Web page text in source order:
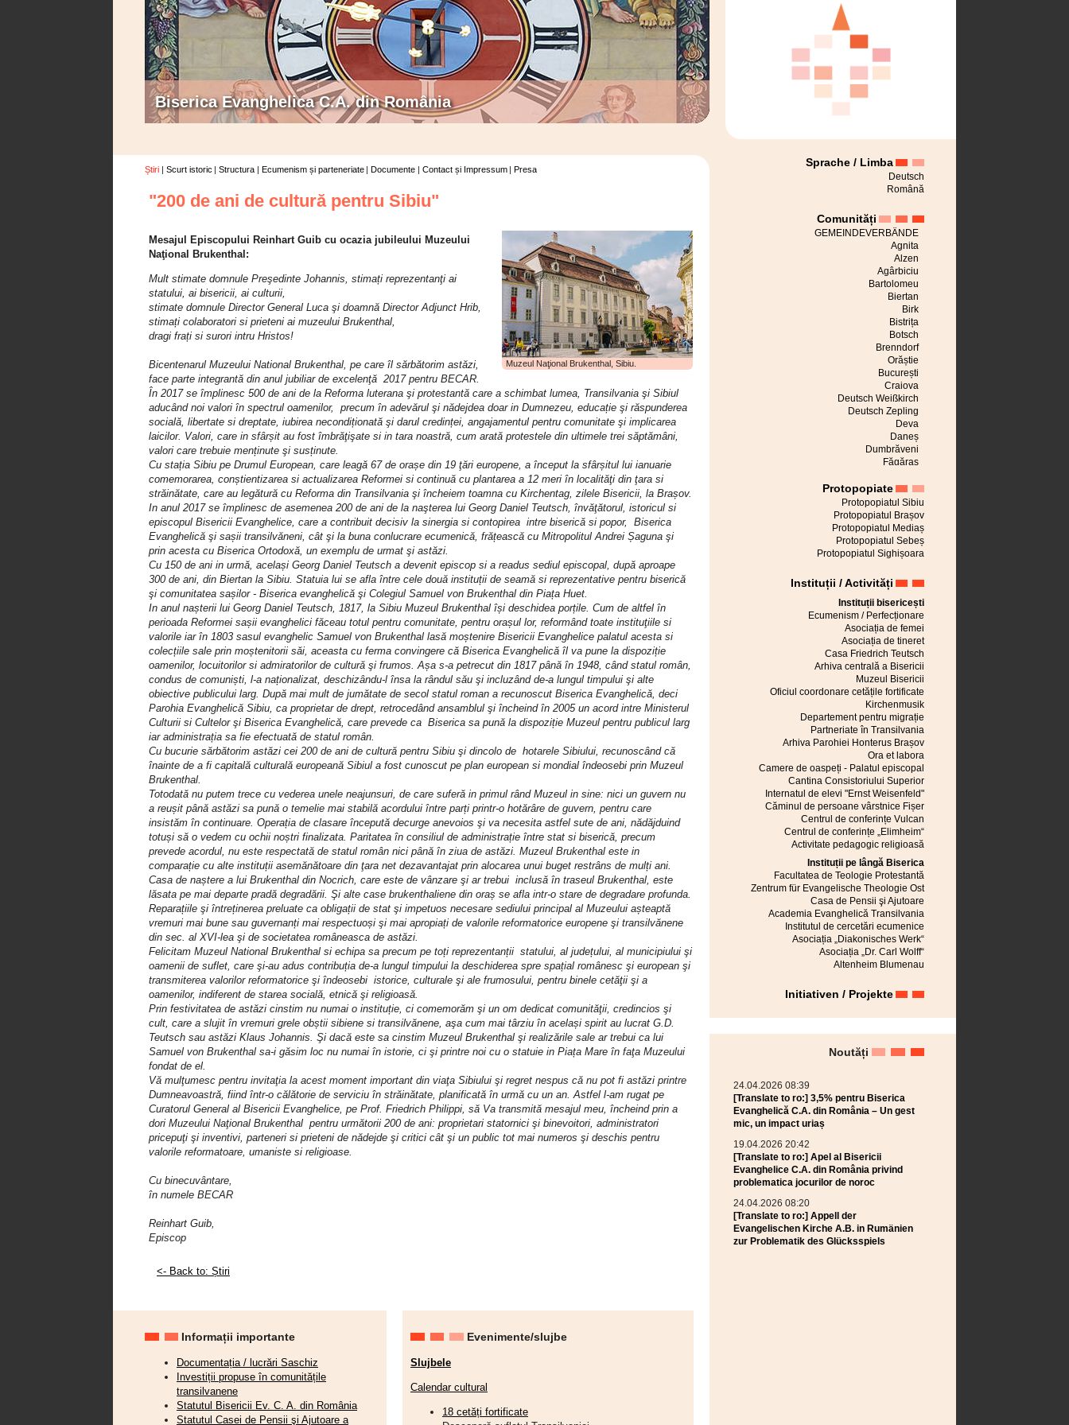
Biserica Evanghelica C.A. din România
Știri Scurt istoric Structura Ecumenism și parteneriate Documente Contact și Impressum Presa
"200 de ani de cultură pentru Sibiu"
Muzeul Naţional Brukenthal, Sibiu.
Mesajul Episcopului Reinhart Guib cu ocazia jubileului Muzeului
Naţional Brukenthal:
Mult stimate domnule Preşedinte Johannis, stimați reprezentanţi ai
statului, ai bisericii, ai culturii,
stimate domnule Director General Luca şi doamnă Director Adjunct Hrib,
stimați colaboratori si prieteni ai muzeului Brukenthal,
dragi frați si surori intru Hristos!
Bicentenarul Muzeului National Brukenthal, pe care îl sărbătorim astăzi,
face parte integrantă din anul jubiliar de excelenţă 2017 pentru BECAR.
În 2017 se împlinesc 500 de ani de la Reforma luterana şi protestantă care a schimbat lumea, Transilvania şi Sibiul
aducând noi valori în spectrul oamenilor, precum în adevărul şi nădejdea doar in Dumnezeu, educație şi răspunderea
socială, libertate si dreptate, iubirea necondiționată şi darul credinței, angajamentul pentru comunitate şi implicarea
laicilor. Valori, care in sfârșit au fost îmbrăţişate si in tara noastră, cum arată protestele din ultimele trei săptămâni,
valori care trebuie menținute şi susținute.
Cu stația Sibiu pe Drumul European, care leagă 67 de orașe din 19 ţări europene, a început la sfârșitul lui ianuarie
comemorarea, conștientizarea si actualizarea Reformei si continuă cu plantarea a 12 meri în localităţi din ţara si
străinătate, care au legătură cu Reforma din Transilvania şi încheiem toamna cu Kirchentag, zilele Bisericii, la Brașov.
In anul 2017 se împlinesc de asemenea 200 de ani de la naşterea lui Georg Daniel Teutsch, învăţătorul, istoricul si
episcopul Bisericii Evanghelice, care a contribuit decisiv la sinergia si contopirea intre biserică si popor, Biserica
Evanghelică şi sașii transilvăneni, cât şi la buna conlucrare ecumenică, frățească cu Mitropolitul Andrei Șaguna şi
prin acesta cu Biserica Ortodoxă, un exemplu de urmat şi astăzi.
Cu 150 de ani in urmă, același Georg Daniel Teutsch a devenit episcop si a readus sediul episcopal, după aproape
300 de ani, din Biertan la Sibiu. Statuia lui se afla între cele două instituții de seamă si reprezentative pentru biserică
şi comunitatea sașilor - Biserica evanghelică şi Colegiul Samuel von Brukenthal din Piața Huet.
In anul nașterii lui Georg Daniel Teutsch, 1817, la Sibiu Muzeul Brukenthal își deschidea porțile. Cum de altfel în
perioada Reformei sașii evanghelici făceau totul pentru comunitate, pentru orașul lor, reformând toate instituţiile si
valorile iar în 1803 sasul evanghelic Samuel von Brukenthal lasă moștenire Bisericii Evanghelice palatul acesta si
colecțiile sale prin moștenitorii săi, aceasta cu ferma convingere că Biserica Evanghelică îl va pune la dispoziție
oamenilor, locuitorilor si admiratorilor de cultură şi frumos. Așa s-a petrecut din 1817 până în 1948, când statul român,
condus de comuniști, l-a naționalizat, deschizându-l însa la rândul său şi incluzând de-a lungul timpului şi alte
obiective publicului larg. După mai mult de jumătate de secol statul roman a recunoscut Biserica Evanghelică, deci
Parohia Evanghelică Sibiu, ca proprietar de drept, retrocedând ansamblul şi încheind în 2005 un acord intre Ministerul
Culturii si Cultelor şi Biserica Evanghelică, care prevede ca Biserica sa pună la dispoziție Muzeul pentru publicul larg
iar administrația sa fie efectuată de statul român.
Cu bucurie sărbătorim astăzi cei 200 de ani de cultură pentru Sibiu şi dincolo de hotarele Sibiului, recunoscând că
înainte de a fi capitală culturală europeană Sibiul a fost cunoscut pe plan european si mondial îndeosebi prin Muzeul
Brukenthal.
Totodată nu putem trece cu vederea unele neajunsuri, de care suferă in primul rând Muzeul in sine: nici un guvern nu
a reușit până astăzi sa pună o temelie mai stabilă acordului între parți printr-o hotărâre de guvern, pentru care
insistăm în continuare. Operația de clasare începută decurge anevoios şi va necesita astfel sute de ani, nădăjduind
totuși să o vedem cu ochii noștri finalizata. Paritatea în consiliul de administrație între stat si biserică, precum
prevede acordul, nu este respectată de statul român nici până în ziua de astăzi. Muzeul Brukenthal este in
comparație cu alte instituții asemănătoare din ţara net dezavantajat prin alocarea unui buget restrâns de mulți ani.
Casa de naștere a lui Brukenthal din Nocrich, care este de vânzare şi ar trebui inclusă în traseul Brukenthal, este
lăsata pe mai departe pradă degradării. Şi alte case brukenthaliene din oraș se afla intr-o stare de degradare profunda.
Reparațiile şi întreținerea preluate ca obligații de stat şi impetuos necesare sediului principal al Muzeului așteaptă
vremuri mai bune sau guvernanți mai respectuoși şi mai apropiați de valorile reformatorice europene şi transilvănene
din sec. al XVI-lea şi de societatea româneasca de astăzi.
Felicitam Muzeul National Brukenthal si echipa sa precum pe toți reprezentanții statului, al județului, al municipiului şi
oamenii de suflet, care şi-au adus contribuția de-a lungul timpului la deschiderea spre spațial românesc şi european şi
transmiterea valorilor reformatorice şi îndeosebi istorice, culturale şi ale frumosului, pentru binele cetăţii şi a
oamenilor, indiferent de starea socială, etnică şi religioasă.
Prin festivitatea de astăzi cinstim nu numai o instituție, ci comemorăm şi un om dedicat comunităţii, credincios şi
cult, care a slujit în vremuri grele obștii sibiene si transilvănene, aşa cum mai târziu în același spirit au lucrat G.D.
Teutsch sau astăzi Klaus Johannis. Şi dacă este sa cinstim Muzeul Brukenthal şi realizările sale ar trebui ca lui
Samuel von Brukenthal sa-i găsim loc nu numai în istorie, ci şi printre noi cu o statuie in Piața Mare în faţa Muzeului
fondat de el.
Vă mulţumesc pentru invitaţia la acest moment important din viaţa Sibiului şi regret nespus că nu pot fi astăzi printre
Dumneavoastră, fiind într-o călătorie de serviciu în străinătate, planificată în urmă cu un an. Astfel l-am rugat pe
Curatorul General al Bisericii Evanghelice, pe Prof. Friedrich Philippi, să Va transmită mesajul meu, încheind prin a
dori Muzeului Naţional Brukenthal pentru următorii 200 de ani: proprietari statornici şi binevoitori, administratori
pricepuţi şi inventivi, parteneri si prieteni de nădejde şi critici cât şi un public tot mai numeros şi deschis pentru
valorile reformatoare, umaniste si religioase.
Cu binecuvântare,
în numele BECAR
Reinhart Guib,
Episcop
<- Back to: Știri
Sprache / Limba
Deutsch
Română
Comunități
GEMEINDEVERBÄNDE
Agnita
Alzen
Agârbiciu
Bartolomeu
Biertan
Birk
Bistrița
Botsch
Brenndorf
Orăștie
București
Craiova
Deutsch Weißkirch
Deutsch Zepling
Deva
Daneș
Dumbrăveni
Făgăraș
Seleușul Mare
Großau
Apoldu de Sus
Cincu
Großscheuern
Hălchiu
Hărman
Jaad
Alba Iulia
Saschiz
Cârța
Kirchberg
Brașov
Lovnic
Mălâncrav
Hetiur
Mediaș
Cisnădioara
Sebeș
Turnișor
Neudorf bei Schässburg
Cristian (BV)
Niedereidisch
Măieruș
Valea Superioară a Hârtibaciului
Sânpetru
Petrești (AB)
Râmnicu Vâlcea
Rauthal
Rupea
Reșița
Ruși
Reussmarkt
Roseln
Râșnov
Sighișoara
Seiburg
Semlac
Prejmer
Valea Inferioară a Hârtibaciului
Codlea
Protopopiate
Protopopiatul Sibiu
Protopopiatul Brașov
Protopopiatul Mediaș
Protopopiatul Sebeș
Protopopiatul Sighișoara
Instituții / Activități
Instituții bisericești
Ecumenism / Perfecționare
Asociația de femei
Asociația de tineret
Casa Friedrich Teutsch
Arhiva centrală a Bisericii
Muzeul Bisericii
Oficiul coordonare cetățile fortificate
Kirchenmusik
Departement pentru migrație
Partneriate în Transilvania
Arhiva Parohiei Honterus Brașov
Ora et labora
Camere de oaspeți - Palatul episcopal
Cantina Consistoriului Superior
Internatul de elevi "Ernst Weisenfeld"
Căminul de persoane vârstnice Fișer
Centrul de conferințe Vulcan
Centrul de conferințe „Elimheim“
Activitate pedagogic religioasă
Instituții pe lângă Biserica
Facultatea de Teologie Protestantă
Zentrum für Evangelische Theologie Ost
Casa de Pensii şi Ajutoare
Academia Evanghelică Transilvania
Institutul de cercetări ecumenice
Asociația „Diakonisches Werk“
Asociația „Dr. Carl Wolff“
Altenheim Blumenau
Initiativen / Projekte
Noutăți
24.04.2026 08:39
[Translate to ro:] 3,5% pentru Biserica
Evanghelică C.A. din România – Un gest
mic, un impact uriaș
19.04.2026 20:42
[Translate to ro:] Apel al Bisericii
Evanghelice C.A. din România privind
problematica jocurilor de noroc
24.04.2026 08:20
[Translate to ro:] Appell der
Evangelischen Kirche A.B. in Rumänien
zur Problematik des Glücksspiels
Informații importante
Documentația / lucrări Saschiz
Investiții propuse în comunitățile
transilvanene
Statutul Bisericii Ev. C. A. din România
Statutul Casei de Pensii şi Ajutoare a
Evenimente/slujbe
Slujbele
Calendar cultural
18 cetăți fortificate